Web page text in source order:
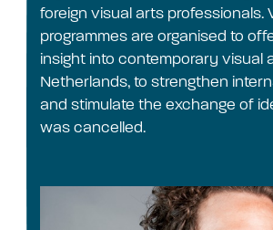
foreign visual arts professionals.
programmes are organised to
insight into contemporary visual
Netherlands, to strengthen
and stimulate the exchange of
was cancelled.